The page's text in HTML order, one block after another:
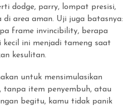
dodge, parry, lompat presisi,
area aman. Uji juga batasnya:
frame invincibility, berapa
ini menjadi tameng saat
kesulitan.
untuk mensimulasikan
tanpa item penyembuh, atau
begitu, kamu tidak panik